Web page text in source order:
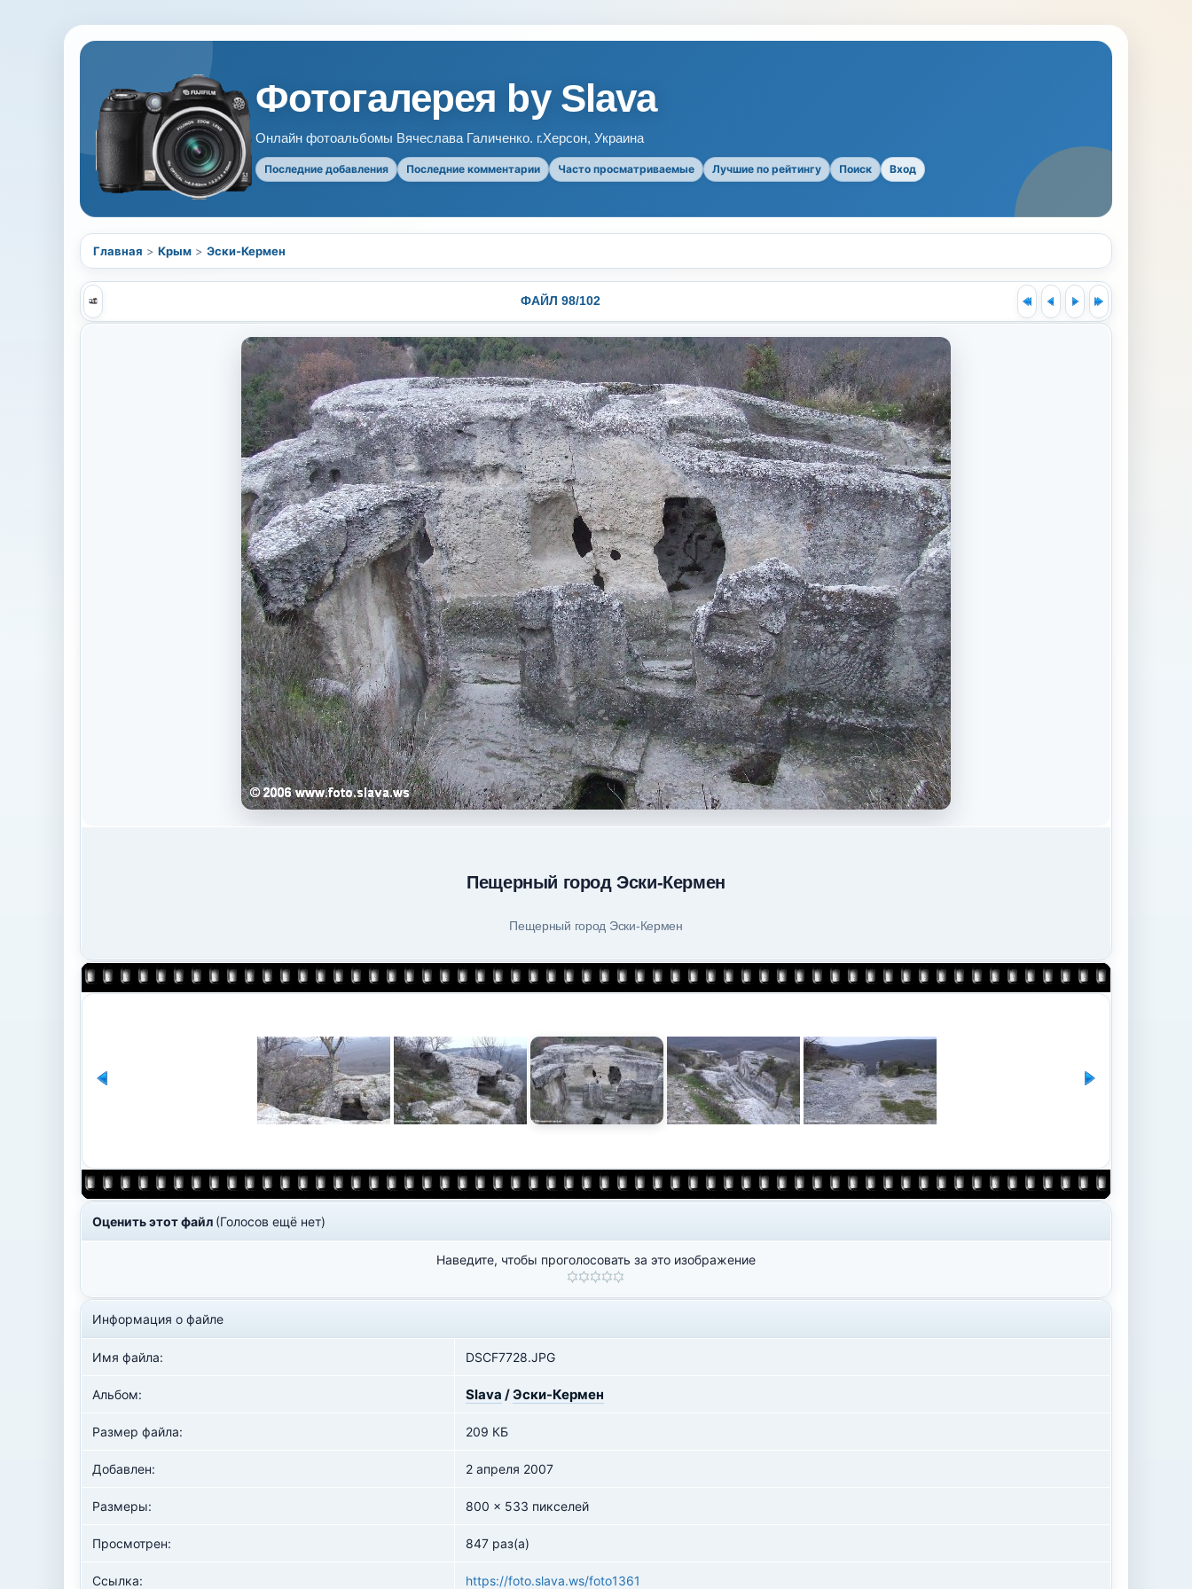
Фотогалерея by Slava
Онлайн фотоальбомы Вячеслава Галиченко. г.Херсон, Украина
Последние добавления Последние комментарии Часто просматриваемые Лучшие по рейтингу Поиск Вход
Главная > Крым > Эски-Кермен
ФАЙЛ 98/102
Пещерный город Эски-Кермен
Пещерный город Эски-Кермен
Оценить этот файл (Голосов ещё нет)
Наведите, чтобы проголосовать за это изображение
Информация о файле
Имя файла: DSCF7728.JPG
Альбом: Slava /Эски-Кермен
Размер файла: 209 КБ
Добавлен: 2 апреля 2007
Размеры: 800 x 533 пикселей
Просмотрен: 847 раз(а)
Ссылка: https://foto.slava.ws/foto1361